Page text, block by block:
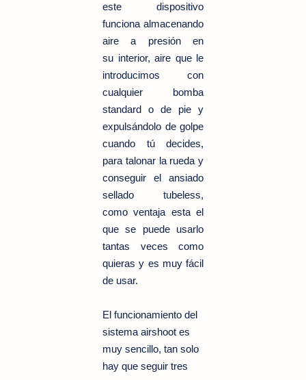
este dispositivo
funciona almacenando
aire a presión en
su interior, aire que le
introducimos con
cualquier bomba
standard o de pie y
expulsándolo de golpe
cuando tú decides,
para talonar la rueda y
conseguir el ansiado
sellado tubeless,
como ventaja esta el
que se puede usarlo
tantas veces como
quieras y es muy fácil
de usar.
El funcionamiento del
sistema airshoot es
muy sencillo, tan solo
hay que seguir tres